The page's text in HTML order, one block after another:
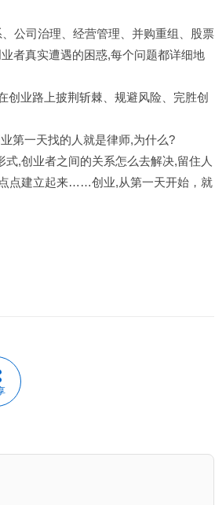
公司治理、经营管理、并购重组、股票
者真实遭遇的困惑,每个问题都详细地
创业路上披荆斩棘、规避风险、完胜创
第一天找的人就是律师,为什么?
,创业者之间的关系怎么去解决,留住人
点建立起来……创业,从第一天开始，就